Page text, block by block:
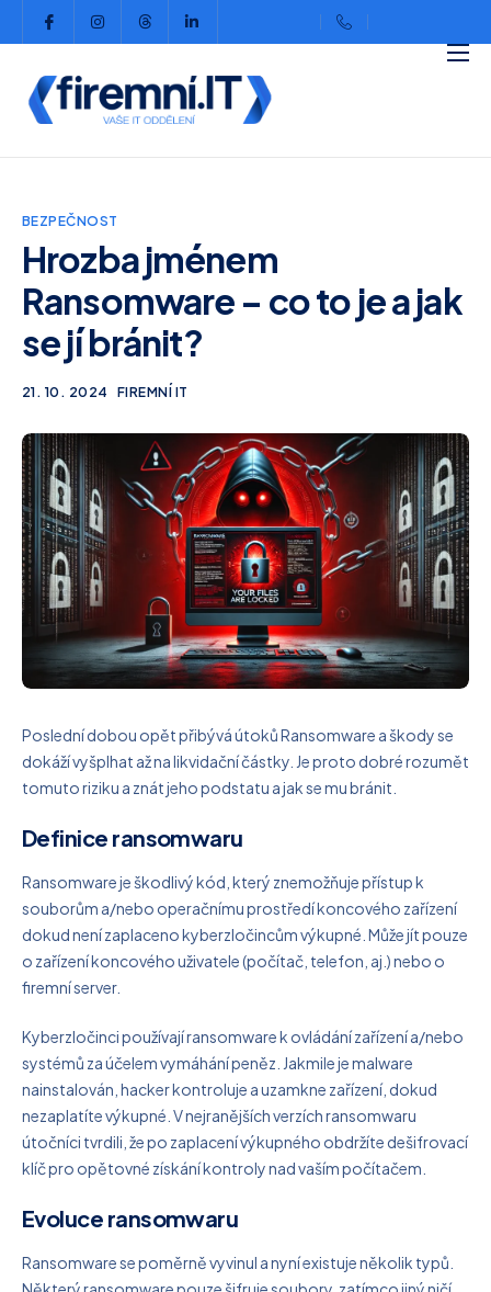
Domů
Reference
Přechod
Kontakt
Blog
BEZPEČNOST
Hrozba jménem
Ransomware – co to je a jak
se jí bránit?
21. 10. 2024 FIREMNÍ IT
Poslední dobou opět přibývá útoků Ransomware a škody se
dokáží vyšplhat až na likvidační částky. Je proto dobré rozumět
tomuto riziku a znát jeho podstatu a jak se mu bránit.
Definice ransomwaru
Ransomware je škodlivý kód, který znemožňuje přístup k
souborům a/nebo operačnímu prostředí koncového zařízení
dokud není zaplaceno kyberzločincům výkupné. Může jít pouze
o zařízení koncového uživatele (počítač, telefon, aj.) nebo o
firemní server.
Kyberzločinci používají ransomware k ovládání zařízení a/nebo
systémů za účelem vymáhání peněz. Jakmile je malware
nainstalován, hacker kontroluje a uzamkne zařízení, dokud
nezaplatíte výkupné. V nejranějších verzích ransomwaru
útočníci tvrdili, že po zaplacení výkupného obdržíte dešifrovací
klíč pro opětovné získání kontroly nad vaším počítačem.
Evoluce ransomwaru
Ransomware se poměrně vyvinul a nyní existuje několik typů.